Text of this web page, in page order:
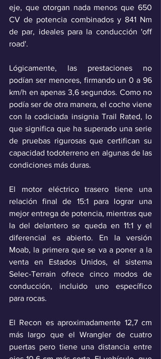
eje, que otorgan nada menos que 650
CV de potencia combinados y 841 Nm
de par, ideales para la conducción 'off
road'.
Lógicamente, las prestaciones no
podían ser menores, firmando un 0 a 96
km/h en apenas 3,6 segundos. Como no
podía ser de otra manera, el coche viene
con la codiciada insignia Trail Rated, lo
que significa que ha superado una serie
de pruebas rigurosas que certifican su
capacidad todoterreno en algunas de las
condiciones más duras.
El motor eléctrico trasero tiene una
relación final de 15:1 para lograr una
mejor entrega de potencia, mientras que
la del delantero se queda en 11:1 y el
diferencial es abierto. En la versión
Moab, la primera que se va a poner a la
venta en Estados Unidos, el sistema
Selec-Terrain ofrece cinco modos de
conducción, incluido uno específico
para rocas.
El Recon es aproximadamente 12,7 cm
más largo que el Wrangler de cuatro
puertas pero tiene una distancia entre